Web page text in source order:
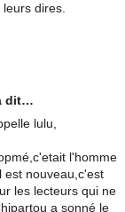
dires.
dit…
lulu,
l'homme
est nouveau,c'est
les lecteurs qui ne
a sonné le